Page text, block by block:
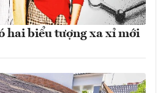
hai biểu tượng xa xỉ mới